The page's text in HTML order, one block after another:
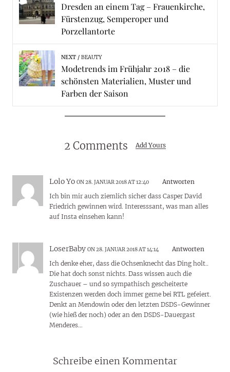
Dresden an einem Tag – Frauenkirche,
Fürstenzug, Semperoper und
Porzellantorte
NEXT BEAUTY
Modetrends im Frühjahr 2018 – die
schönsten Materialien, Muster und
Farben der Saison
2 Comments Add Yours
Lolo Yo ON 28. JANUAR 2018 AT 12:40
Antworten
Ich bin mir auch ziemlich sicher dass Casper David
Friedrich gewinnen wird. Interesssant, was man alles
auf Insta einsehen kann!
LoserBaby ON 28. JANUAR 2018 AT 14:14
Antworten
Ich denke eher, dass die Ochsenknecht das Ding holt..
Die hat doch sonst nichts. Dass wissen auch die
Zuschauer – und so sympathisch gescheiterte
Existenzen werden doch immer gerne bei RTL gefeiert.
Denkt an Mendowin oder den letzten DSDS-Gewinner
(wie hieß der noch) oder an den DSDS-Dauergast
Menderes…
Schreibe einen Kommentar